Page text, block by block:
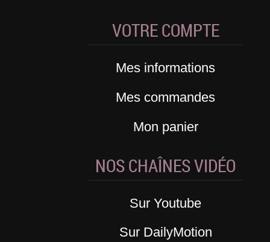
VOTRE COMPTE
Mes informations
Mes commandes
Mon panier
NOS CHAÎNES VIDÉO
Sur Youtube
Sur DailyMotion